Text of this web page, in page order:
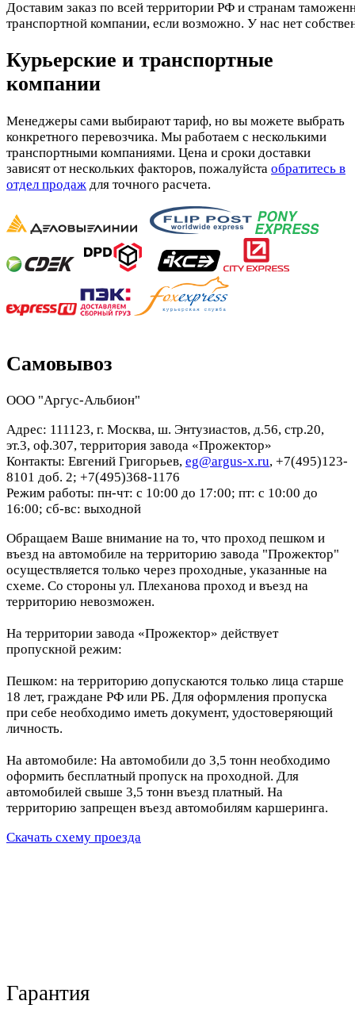
Доставим заказ по всей территории РФ и странам
транспортной компании, если возможно. У нас нет
Курьерские и транспортные
компании
Менеджеры сами выбирают тариф, но вы можете выбрать
конкретного перевозчика. Мы работаем с несколькими
транспортными компаниями. Цена и сроки доставки
зависят от нескольких факторов, пожалуйста обратитесь в
отдел продаж для точного расчета.
Самовывоз
ООО "Аргус-Альбион"
Адрес: 111123, г. Москва, ш. Энтузиастов, д.56, стр.20,
эт.3, оф.307, территория завода «Прожектор»
Контакты: Евгений Григорьев, eg@argus-x.ru, +7(495)123-
8101 доб. 2; +7(495)368-1176
Режим работы: пн-чт: с 10:00 до 17:00; пт: с 10:00 до
16:00; сб-вс: выходной
Обращаем Ваше внимание на то, что проход пешком и
въезд на автомобиле на территорию завода "Прожектор"
осуществляется только через проходные, указанные на
схеме. Со стороны ул. Плеханова проход и въезд на
территорию невозможен.
На территории завода «Прожектор» действует
пропускной режим:
Пешком: на территорию допускаются только лица старше
18 лет, граждане РФ или РБ. Для оформления пропуска
при себе необходимо иметь документ, удостоверяющий
личность.
На автомобиле: На автомобили до 3,5 тонн необходимо
оформить бесплатный пропуск на проходной. Для
автомобилей свыше 3,5 тонн въезд платный. На
территорию запрещен въезд автомобилям каршеринга.
Скачать схему проезда
Гарантия